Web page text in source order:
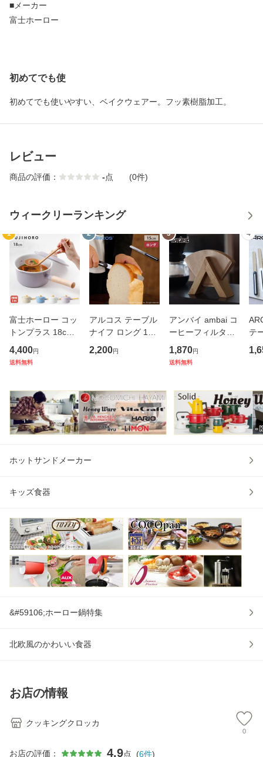
■メーカー
富士ホーロー
初めてでも使
初めてでも使いやすい、ベイクウェアー。フッ素樹脂加工。
レビュー
商品の評価： -点 (0件)
ウィークリーランキング
1
富士ホーロー コッ
トンプラス 18cm
ソースパン 蓋付き
ガス火 IH対応 CTP
リーズ 【 琺瑯 片
手鍋 ホーロ
4,400円
送料無料
2
アルコス テーブル
ナイフ ロング 15c
m ホワイト ARCO
S＜メール便 送料
フ 果物ナイフ アル
コスナイフ
2,200円
3
アンバイ ambai コ
ーヒーフィルター
ホルダー 木製【台
形/円錐型/コーヒー
1,870円
送料無料
4
テ
cm
便
卓
ド
ホットサンドメーカー
キッズ食器
&#59106;ホーロー鍋特集
北欧風のかわいい食器
お店の情報
クッキングクロッカ
0
お店の評価： 4.9点 (6件)